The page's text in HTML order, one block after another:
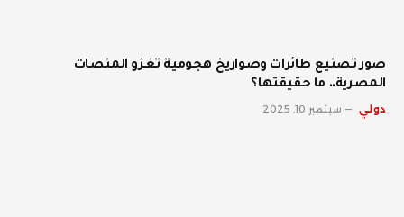
صور تصنيع طائرات وصواريخ هجومية تغزو المنصات
المصرية.. ما حقيقتها؟
دولي سبتمبر 10, 2025